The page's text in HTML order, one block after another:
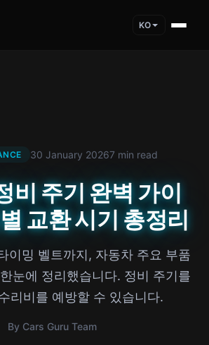
KO
30 January 20267 min read
비 주기 완벽 가이
교환 시기 총정리
이밍 벨트까지, 자동차 주요 부품
눈에 정리했습니다. 정비 주기를
리비를 예방할 수 있습니다.
By Cars Guru Team